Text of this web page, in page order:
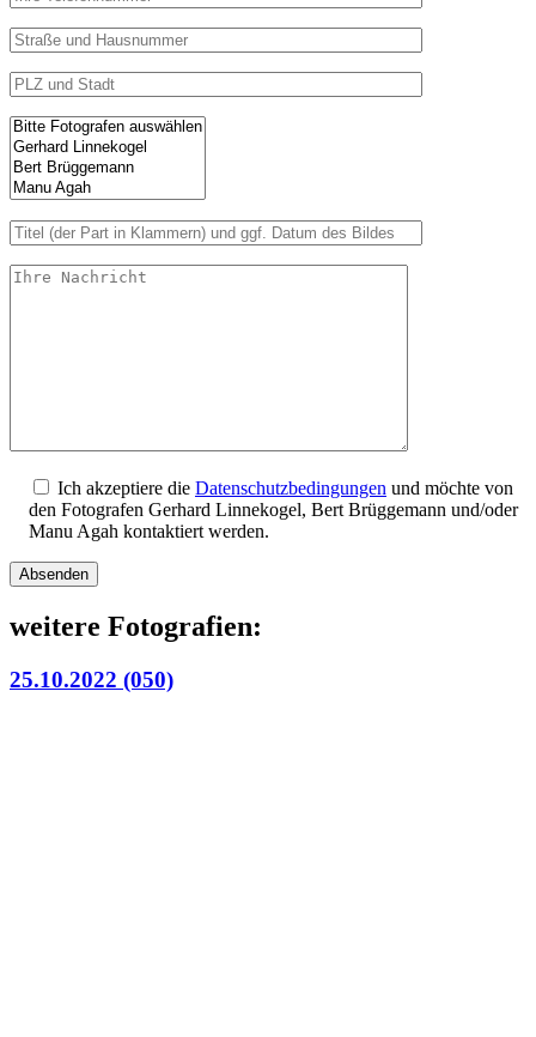
Ich akzeptiere die Datenschutzbedingungen und möchte von
den Fotografen Gerhard Linnekogel, Bert Brüggemann und/oder
Manu Agah kontaktiert werden.
Bitte lasse dieses Feld leer.
weitere Fotografien:
25.10.2022 (050)